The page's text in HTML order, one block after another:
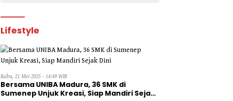
Lifestyle
Rabu, 21 Mei 2025 - 14:49 WIB
Bersama UNIBA Madura, 36 SMK di
Sumenep Unjuk Kreasi, Siap Mandiri Sejak